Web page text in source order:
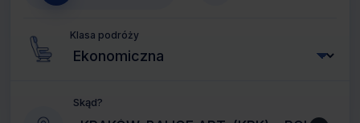
Klasa podróży
Skąd?